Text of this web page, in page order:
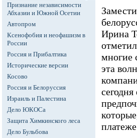
Признание независимости
Абхазии и Южной Осетии
Автопром
Ксенофобия и неофашизм в
России
Россия и Прибалтика
Исторические версии
Косово
Россия и Белоруссия
Израиль и Палестина
Дело ЮКОСа
Защита Химкинского леса
Дело Бульбова
Ирина
многие
эта